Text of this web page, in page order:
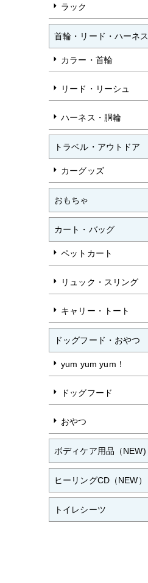
ラック
首輪・リード・ハーネス
カラー・首輪
リード・リーシュ
ハーネス・胴輪
トラベル・アウトドア
カーグッズ
おもちゃ
カート・バッグ
ペットカート
リュック・スリング
キャリー・トート
ドッグフード・おやつ
yum yum yum！
ドッグフード
おやつ
ボディケア用品（NEW)
ヒーリングCD（NEW）
トイレシーツ